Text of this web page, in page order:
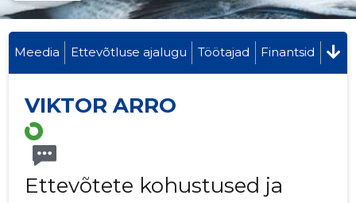
Meedia Ettevõtluse ajalugu Töötajad Finantsid
VIKTOR ARRO
Ettevõtete kohustused ja